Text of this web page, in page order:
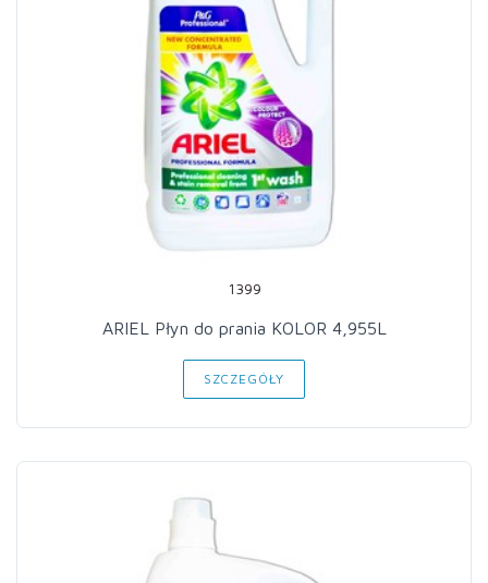
1399
ARIEL Płyn do prania KOLOR 4,955L
SZCZEGÓŁY